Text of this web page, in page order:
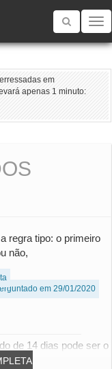
Toggle
em
apenas 1 minuto:
regra tipo: o primeiro
não,
em 29/01/2020
de 14 dias pode ser o